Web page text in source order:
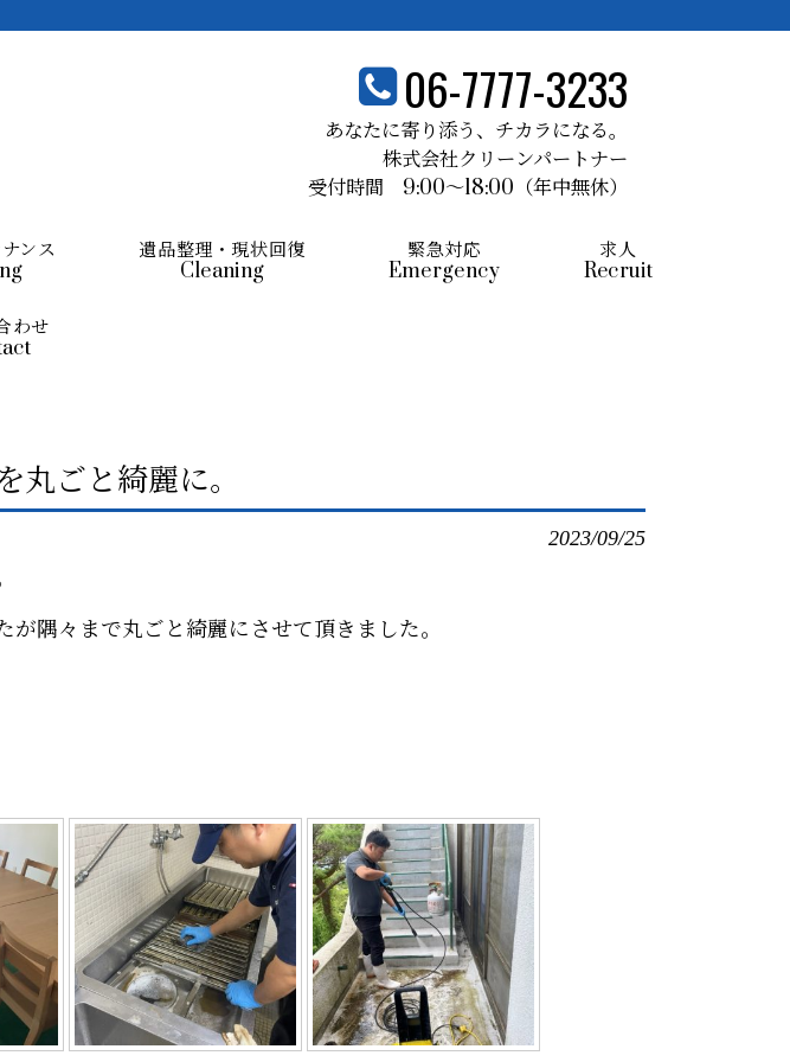
06-7777-3233
あなたに寄り添う、 チカラになる。
株式会社クリーンパートナー
受付時間 9:00～18:00 （年中無休）
ンス 遺品整理・現状回復
Cleaning
緊急対応
Emergency
求人
Recruit
わせ
丸ごと綺麗に。
2023/09/25
隅々まで丸ごと綺麗にさせて頂きました。